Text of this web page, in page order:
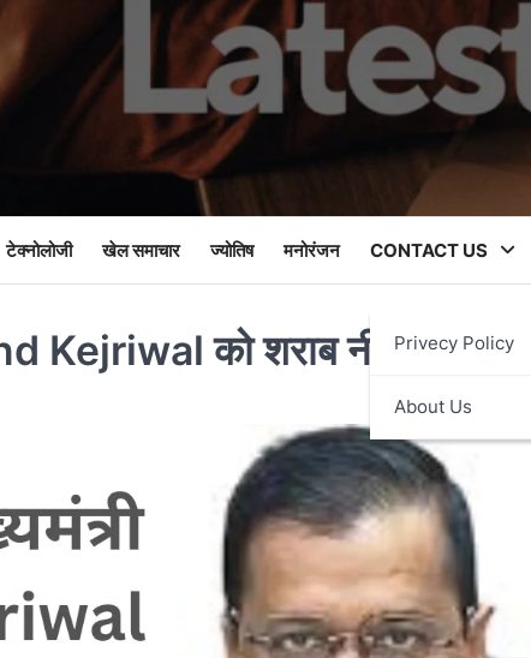
टेक्नोलोजी खेल समाचार ज्योतिष मनोरंजन CONTACT US
Privecy Policy
About Us
Kejriwal को शराब नीति मामले